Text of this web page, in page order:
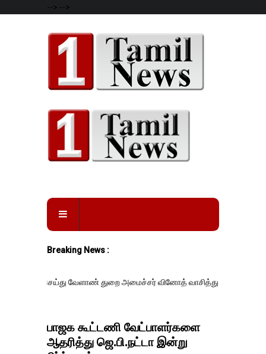
--> -->
Breaking News :
வேளாண் துறை அமைச்சர் வினோத் வாசித்து வருகிறார். �.
பாஜக கூட்டணி வேட்பாளர்களை
ஆதரித்து ஜெ.பி.நட்டா இன்று